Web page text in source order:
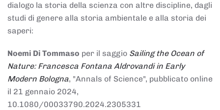
dialogo la storia della scienza con altre discipline, dagli
studi di genere alla storia ambientale e alla storia dei
saperi:
Noemi Di Tommaso per il saggio Sailing the Ocean of
Nature: Francesca Fontana Aldrovandi in Early
Modern Bologna, "Annals of Science", pubblicato online
il 21 gennaio 2024,
10.1080/00033790.2024.2305331